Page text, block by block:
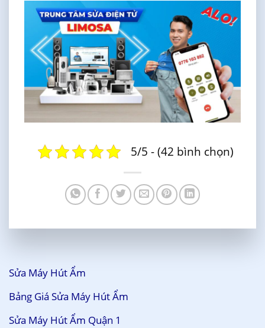
5/5 - (42 bình chọn)
Sửa Máy Hút Ẩm
Bảng Giá Sửa Máy Hút Ẩm
Sửa Máy Hút Ẩm Quận 1